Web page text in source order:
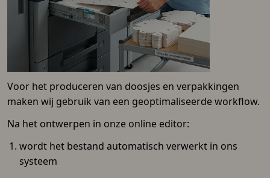
Voor het produceren van doosjes en verpakkingen
maken wij gebruik van een geoptimaliseerde workflow.
Na het ontwerpen in onze online editor:
wordt het bestand automatisch verwerkt in ons
systeem